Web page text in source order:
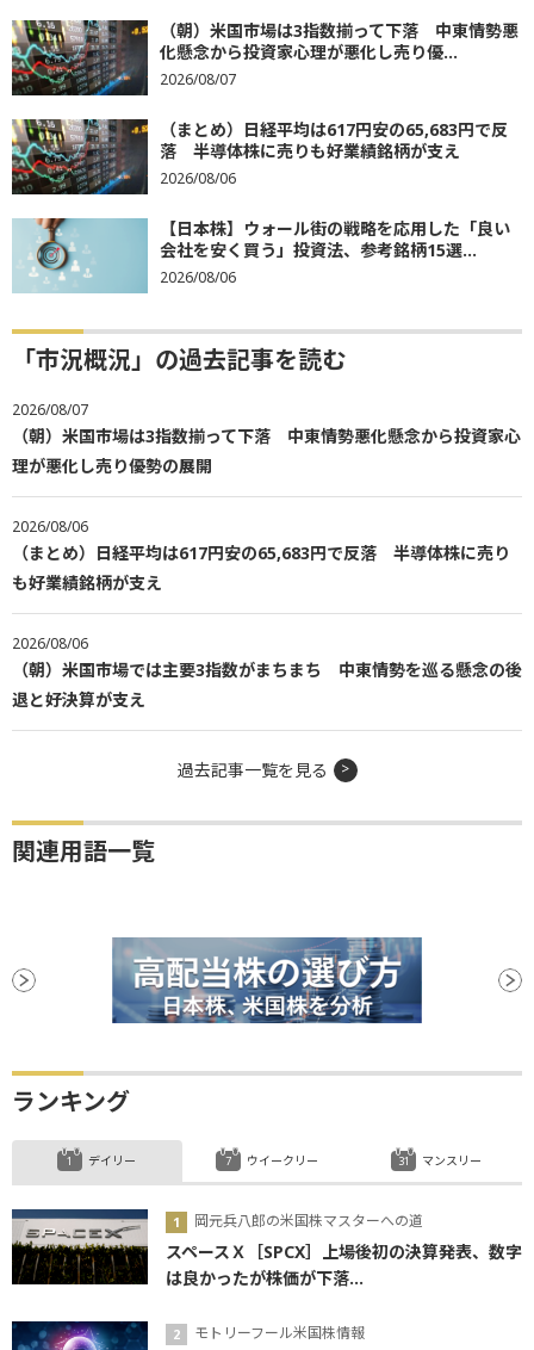
（朝）米国市場は3指数揃って下落 中東情勢悪
化懸念から投資家心理が悪化し売り優...
2026/08/07
（まとめ）日経平均は617円安の65,683円で反
落 半導体株に売りも好業績銘柄が支え
2026/08/06
【日本株】ウォール街の戦略を応用した「良い
会社を安く買う」投資法、参考銘柄15選...
2026/08/06
「市況概況」の過去記事を読む
2026/08/07
（朝）米国市場は3指数揃って下落 中東情勢悪化懸念から投資家心
理が悪化し売り優勢の展開
2026/08/06
（まとめ）日経平均は617円安の65,683円で反落 半導体株に売り
も好業績銘柄が支え
2026/08/06
（朝）米国市場では主要3指数がまちまち 中東情勢を巡る懸念の後
退と好決算が支え
過去記事一覧を見る
関連用語一覧
ランキング
デイリー
岡元兵八郎の米国株マスターへの道
スペースＸ［SPCX］上場後初の決算発表、数字
は良かったが株価が下落...
モトリーフール米国株情報
ウイークリー マンスリー